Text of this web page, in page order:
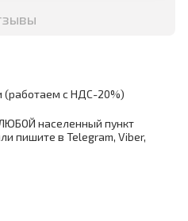
(работаем с НДС-20%)
населенный пункт
пишите в Telegram, Viber,